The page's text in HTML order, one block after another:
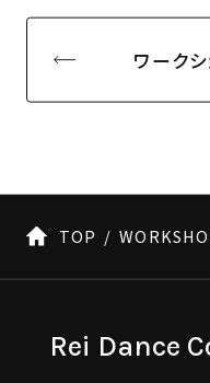
ワーク
TOP
Rei Dance